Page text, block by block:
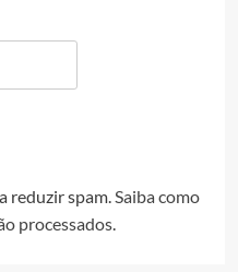
reduzir spam.Saiba como
processados.